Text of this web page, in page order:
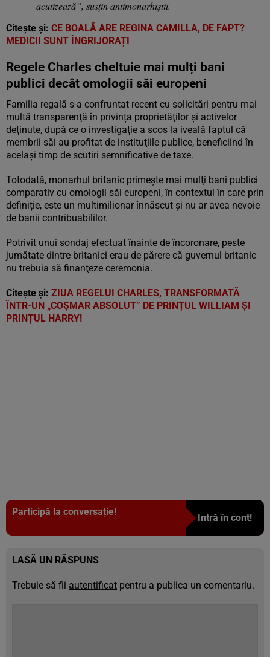
acutizează”, susțin antimonarhiștii.
Citește și: CE BOALĂ ARE REGINA CAMILLA, DE FAPT?
MEDICII SUNT ÎNGRIJORAȚI
Regele Charles cheltuie mai mulți bani
publici decât omologii săi europeni
Familia regală s-a confruntat recent cu solicitări pentru mai
multă transparenţă în privința proprietăţilor și activelor
deţinute, după ce o investigaţie a scos la iveală faptul că
membrii săi au profitat de instituţiile publice, beneficiind în
acelaşi timp de scutiri semnificative de taxe.
Totodată, monarhul britanic primeşte mai mulţi bani publici
comparativ cu omologii săi europeni, în contextul în care prin
definiție, este un multimilionar înnăscut și nu ar avea nevoie
de banii contribuabililor.
Potrivit unui sondaj efectuat înainte de încoronare, peste
jumătate dintre britanici erau de părere că guvernul britanic
nu trebuia să finanţeze ceremonia.
Citește și: ZIUA REGELUI CHARLES, TRANSFORMATĂ
ÎNTR-UN „COȘMAR ABSOLUT” DE PRINȚUL WILLIAM ȘI
PRINȚUL HARRY!
Participă la conversație!
Intră în cont!
LASĂ UN RĂSPUNS
Trebuie să fii autentificat pentru a publica un comentariu.